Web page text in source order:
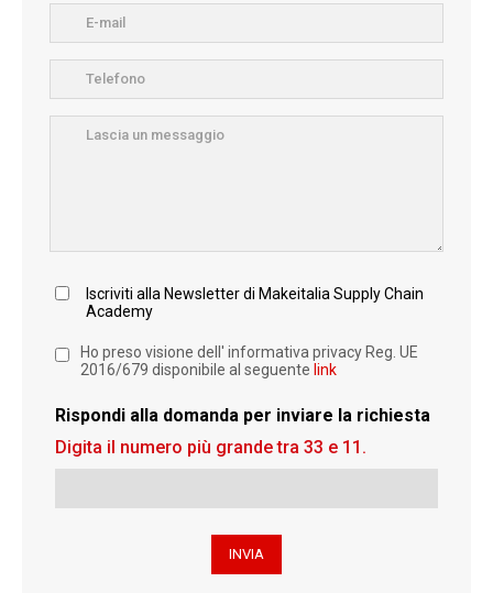
Iscriviti alla Newsletter di Makeitalia Supply Chain
Academy
Ho preso visione dell' informativa privacy Reg. UE
2016/679 disponibile al seguente link
Rispondi alla domanda per inviare la richiesta
Digita il numero più grande tra 33 e 11.